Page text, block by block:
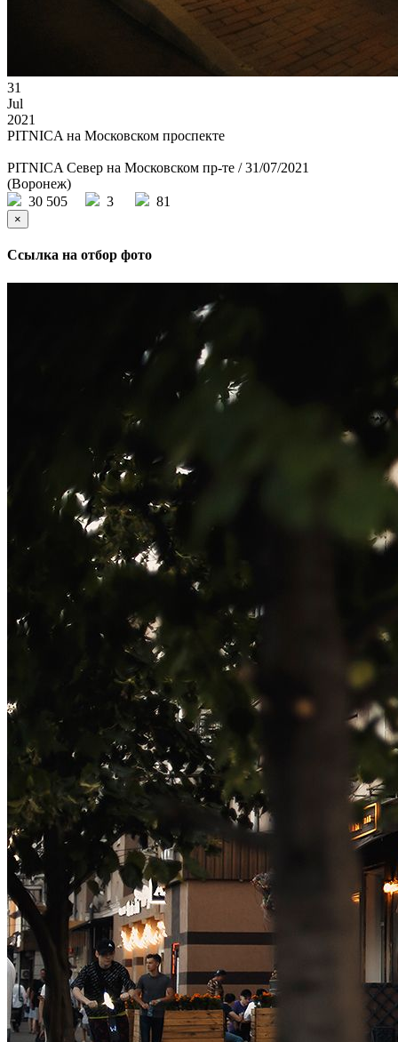
31
Jul
2021
PITNICA на Московском проспекте
PITNICA Север на Московском пр-те / 31/07/2021
(Воронеж)
30 505
3 81
×
Ссылка на отбор фото